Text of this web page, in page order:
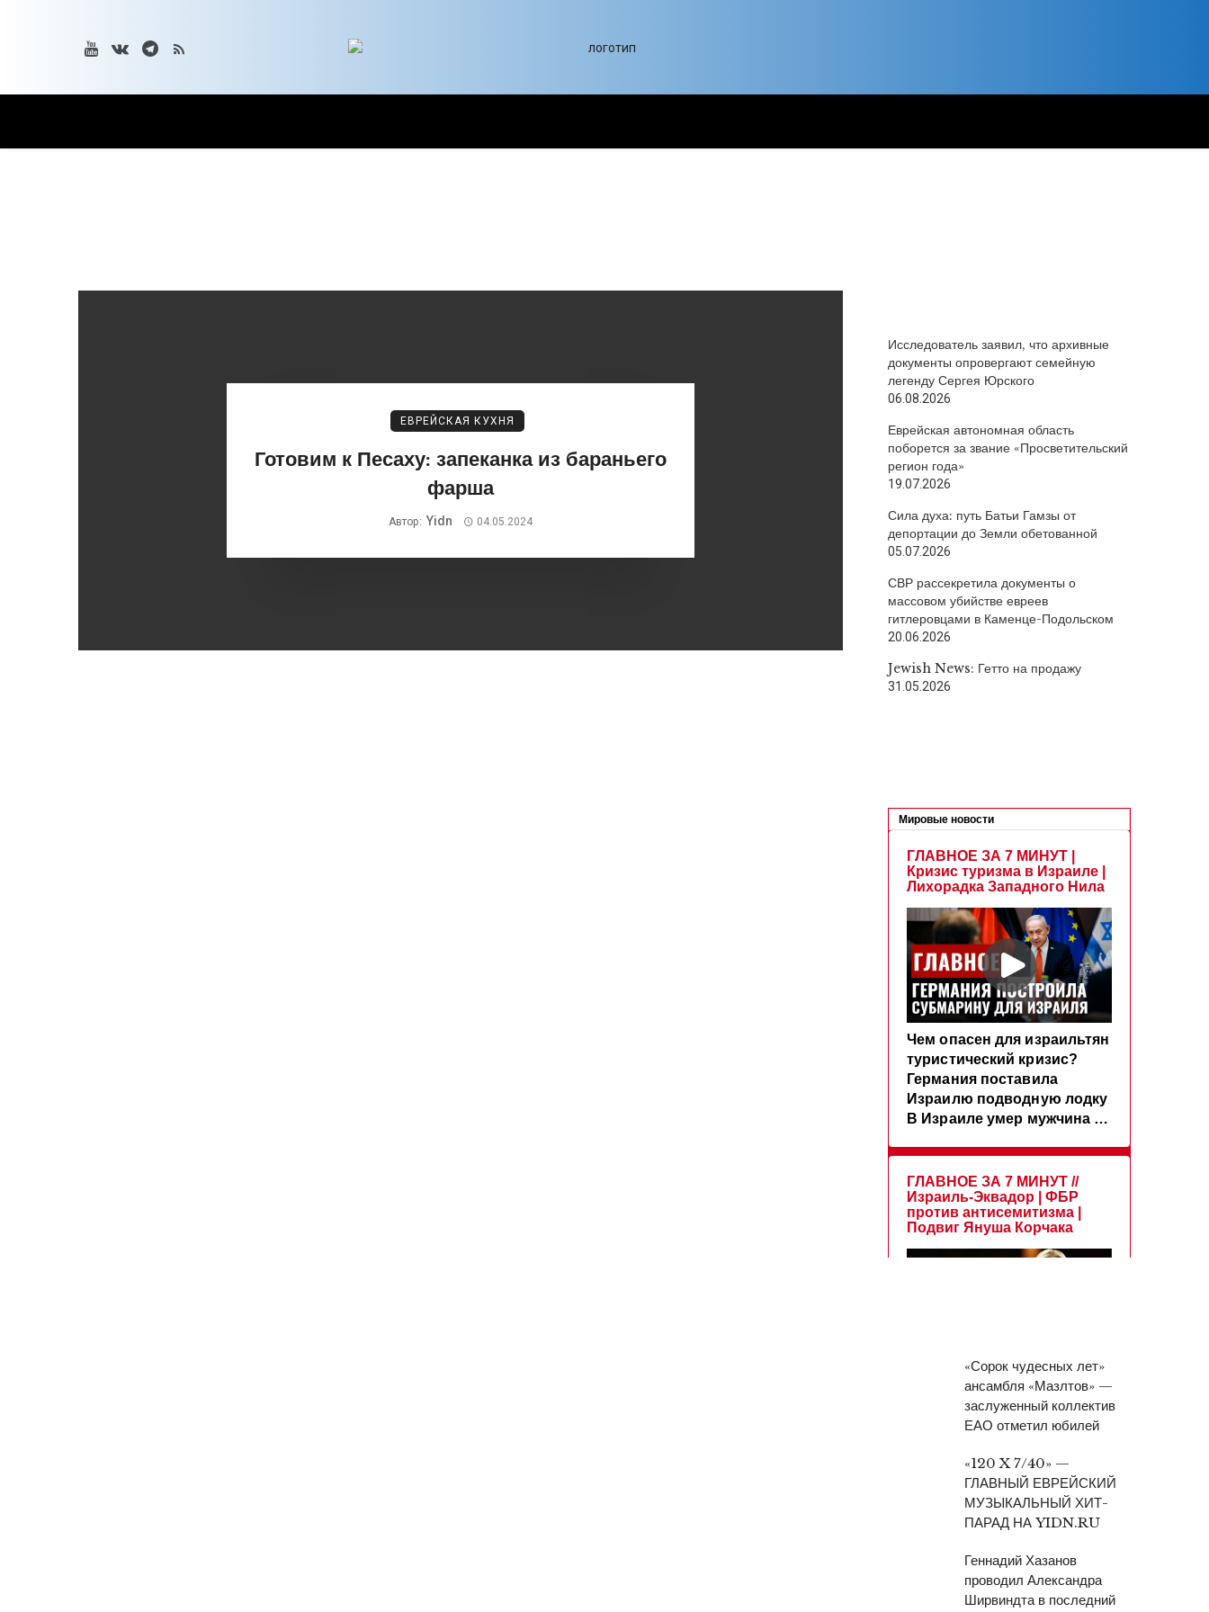
ЕВРЕЙСКАЯ КУХНЯ
Готовим к Песаху: запеканка из бараньего
фарша
Автор: Yidn 04.05.2024
Исследователь заявил, что архивные
документы опровергают семейную
легенду Сергея Юрского
06.08.2026
Еврейская автономная область
поборется за звание «Просветительский
регион года»
19.07.2026
Сила духа: путь Батьи Гамзы от
депортации до Земли обетованной
05.07.2026
СВР рассекретила документы о
массовом убийстве евреев
гитлеровцами в Каменце-Подольском
20.06.2026
Jewish News: Гетто на продажу
31.05.2026
«Сорок чудесных лет»
ансамбля «Мазлтов» —
заслуженный коллектив
ЕАО отметил юбилей
«120 X 7/40» —
ГЛАВНЫЙ ЕВРЕЙСКИЙ
МУЗЫКАЛЬНЫЙ ХИТ-
ПАРАД НА YIDN.RU
Геннадий Хазанов
проводил Александра
Ширвиндта в последний